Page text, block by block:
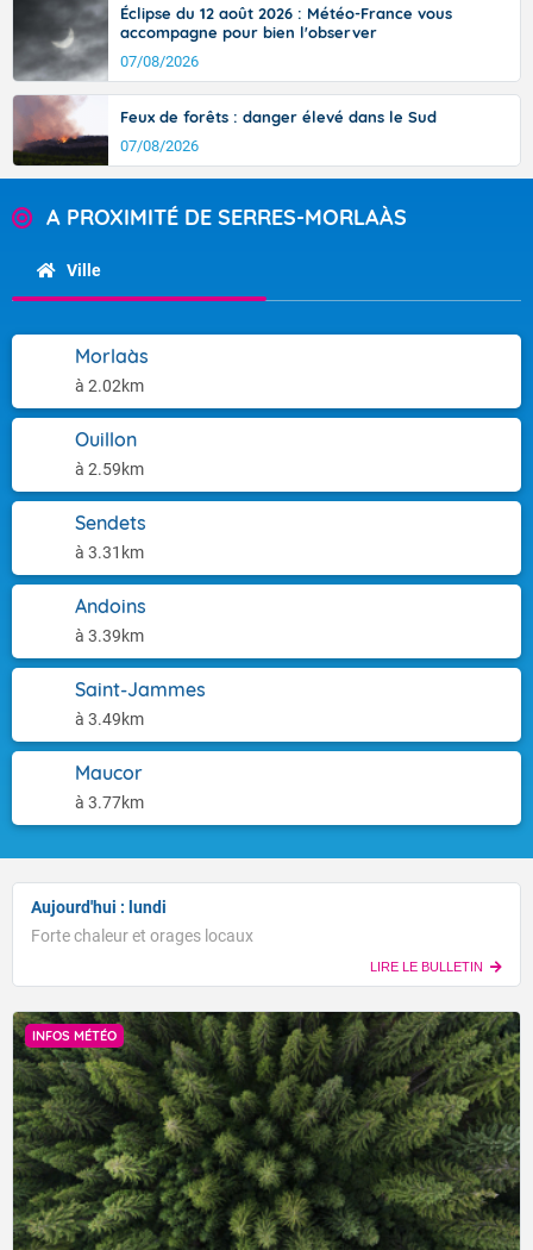
Éclipse du 12 août 2026 : Météo-France vous
accompagne pour bien l'observer
07/08/2026
Feux de forêts : danger élevé dans le Sud
07/08/2026
A PROXIMITÉ DE SERRES-MORLAÀS
Ville
Morlaàs
à 2.02km
Ouillon
à 2.59km
Sendets
à 3.31km
Andoins
à 3.39km
Saint-Jammes
à 3.49km
Maucor
à 3.77km
Aujourd'hui : lundi
Forte chaleur et orages locaux
LIRE LE BULLETIN
INFOS MÉTÉO